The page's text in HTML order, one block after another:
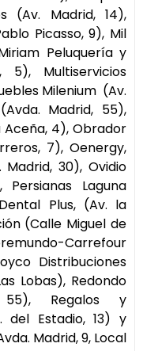
(Av. Madrid, 14),
Picasso, 9), Mil
Peluquería y
5), Multiservicios
Milenium (Av.
Madrid, 55),
4), Obrador
7), Oenergy,
30), Ovidio
Laguna
Plus, (Av. la
(Calle Miguel de
Carrefour
Distribuciones
Lobas), Redondo
55), Regalos y
del Estadio, 13) y
Madrid, 9, Local